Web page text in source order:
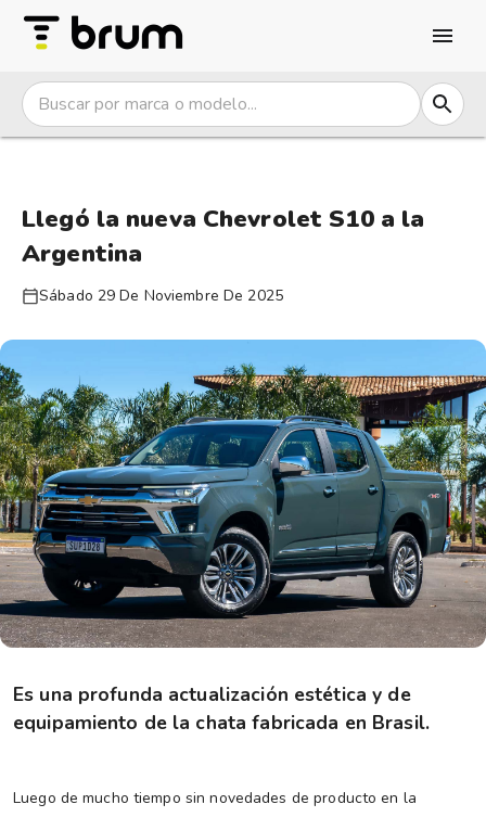
Llegó la nueva Chevrolet S10 a la
Argentina
Sábado 29 De Noviembre De 2025
Es una profunda actualización estética y de
equipamiento de la chata fabricada en Brasil.
Luego de mucho tiempo sin novedades de producto en la